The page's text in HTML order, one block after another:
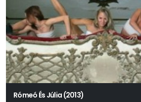
Rómeó És Júlia (2013)